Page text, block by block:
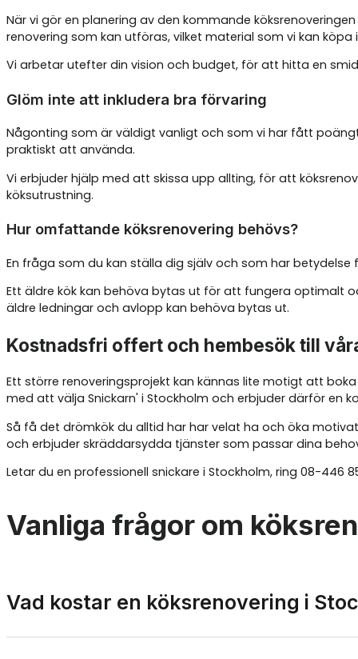
När vi gör en planering av den kommande
renovering som kan utföras, vilket material som vi kan
Vi arbetar utefter din vision och budget, för att hitta en
Glöm inte att inkludera bra förvaring
Någonting som är väldigt vanligt och som vi har fått
praktiskt att använda.
Vi erbjuder hjälp med att skissa upp allting, för att
köksutrustning.
Hur omfattande köksrenovering behövs?
En fråga som du kan ställa dig själv och som har
Ett äldre kök kan behöva bytas ut för att fungera optimalt
äldre ledningar och avlopp kan behöva bytas ut.
Kostnadsfri offert och hembesök till
Ett större renoveringsprojekt kan kännas lite motigt att
med att välja Snickarn' i Stockholm och erbjuder därför en
Så få det drömkök du alltid har har velat ha och öka
och erbjuder skräddarsydda tjänster som passar dina
Letar du en professionell snickare i Stockholm, ring 08-446
Vanliga frågor om
Vad kostar en köksrenovering i